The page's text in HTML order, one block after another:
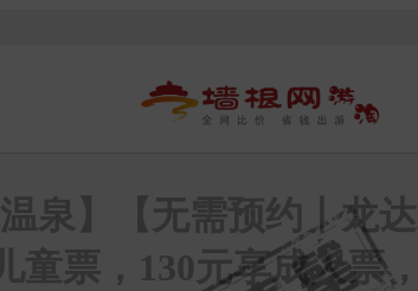
温泉】【无需预约丨龙
童票，130元享成人票